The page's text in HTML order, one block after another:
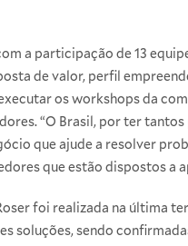
a participação de 13
de valor, perfil
os workshops da
“O Brasil, por ter
que ajude a resolver
que estão dispostos a
foi realizada na última
soluções, sendo